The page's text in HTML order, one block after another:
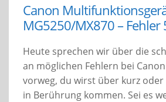
Canon
MG5250/MX870 –
Heute sprechen wir über die
an möglichen Fehlern bei
vorweg, du wirst über kurz
in Berührung kommen. Sei es